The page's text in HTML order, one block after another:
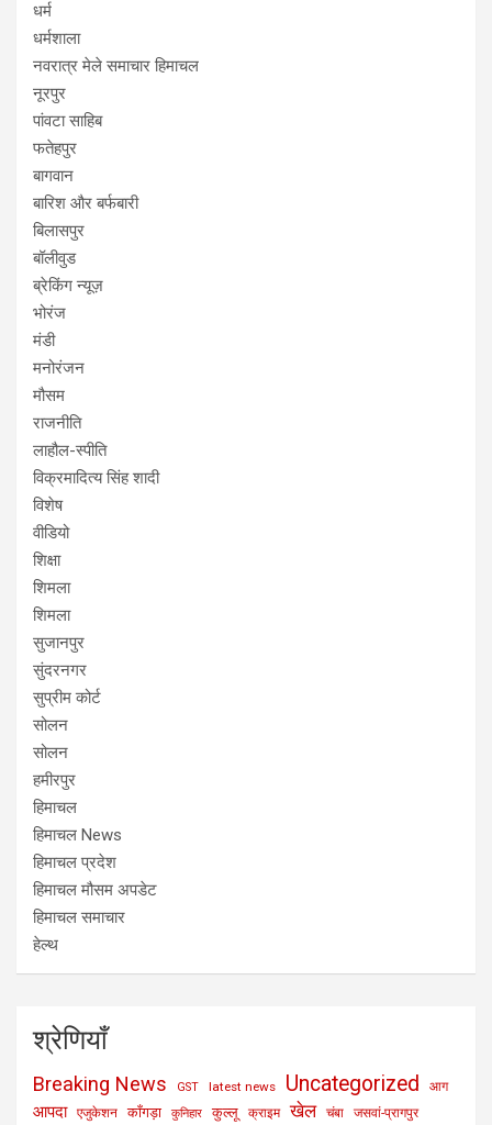
धर्म
धर्मशाला
नवरात्र मेले समाचार हिमाचल
नूरपुर
पांवटा साहिब
फतेहपुर
बागवान
बारिश और बर्फबारी
बिलासपुर
बॉलीवुड
ब्रेकिंग न्यूज़
भोरंज
मंडी
मनोरंजन
मौसम
राजनीति
लाहौल-स्पीति
विक्रमादित्य सिंह शादी
विशेष
वीडियो
शिक्षा
शिमला
शिमला
सुजानपुर
सुंदरनगर
सुप्रीम कोर्ट
सोलन
सोलन
हमीरपुर
हिमाचल
हिमाचल News
हिमाचल प्रदेश
हिमाचल मौसम अपडेट
हिमाचल समाचार
हेल्थ
श्रेणियाँ
Breaking News GST latest news Uncategorized आग
आपदा एजुकेशन काँगड़ा कुनिहार कुल्लू क्राइम खेल चंबा
जसवां-प्रागपुर